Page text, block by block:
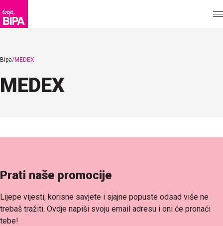
Bipa MEDEX
MEDEX
Prati naše promocije
Lijepe vijesti, korisne savjete i sjajne popuste odsad više ne
trebaš tražiti. Ovdje napiši svoju email adresu i oni će pronaći
tebe!